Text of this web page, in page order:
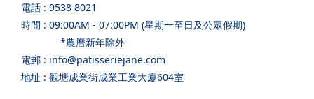
電話 : 9538 8021
時間 : 09:00AM - 07:00PM (星期一至日及公眾假期)
*農曆新年除外
電郵 : info@patisseriejane.com
地址 : 觀塘成業街成業工業大廈604室